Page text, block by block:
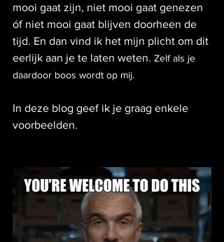
mooi gaat zijn, niet mooi gaat genezen
óf niet mooi gaat blijven doorheen de
tijd. En dan vind ik het mijn plicht om dit
eerlijk aan je te laten weten. Zelf als je
daardoor boos wordt op mij.
In deze blog geef ik je graag enkele
voorbeelden.